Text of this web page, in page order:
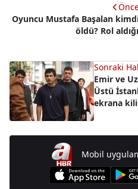
Oyuncu Mustafa Başalan
öldü? Rol
Sonraki
Emir ve
Üstü
ekrana
Mobil